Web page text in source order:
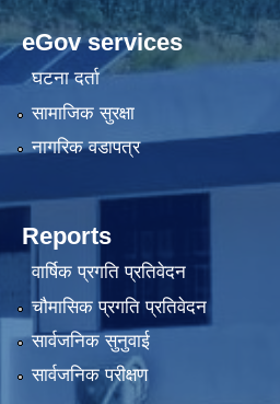
eGov services
घटना दर्ता
सामाजिक सुरक्षा
नागरिक वडापत्र
Reports
वार्षिक प्रगति प्रतिवेदन
चौमासिक प्रगति प्रतिवेदन
सार्वजनिक सुनुवाई
सार्वजनिक परीक्षण